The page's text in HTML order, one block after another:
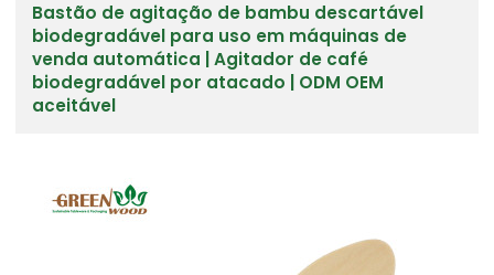
Bastão de agitação de bambu descartável
biodegradável para uso em máquinas de
venda automática | Agitador de café
biodegradável por atacado | ODM OEM
aceitável